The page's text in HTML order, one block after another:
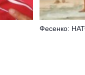
Фесенко: